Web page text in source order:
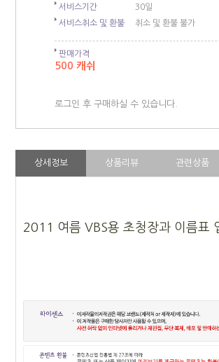
서비스기간
30일
서비스취소 및 환불
취소 및 환불 불가
판매가격
500 캐쉬
로그인 후 구매하실 수 있습니다.
상세정보 상품리뷰 관련상품
2011 여름 VBS용 초청장과 이름표